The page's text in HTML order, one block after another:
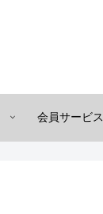
会員サービス